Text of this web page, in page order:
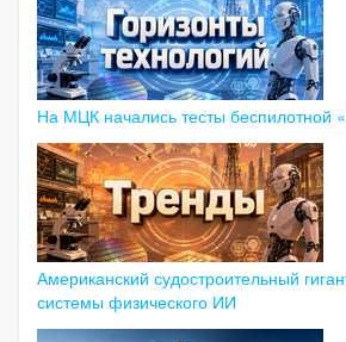
На МЦК начались тесты беспилотной
Американский судостроительный
системы физического ИИ